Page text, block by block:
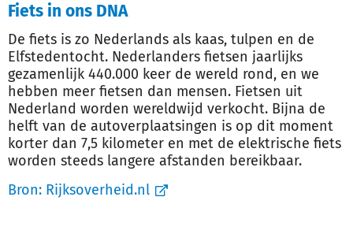
Fiets in ons DNA
De fiets is zo Nederlands als kaas, tulpen en de
Elfstedentocht. Nederlanders fietsen jaarlijks
gezamenlijk 440.000 keer de wereld rond, en we
hebben meer fietsen dan mensen. Fietsen uit
Nederland worden wereldwijd verkocht. Bijna de
helft van de autoverplaatsingen is op dit moment
korter dan 7,5 kilometer en met de elektrische fiets
worden steeds langere afstanden bereikbaar.
Bron: Rijksoverheid.nl